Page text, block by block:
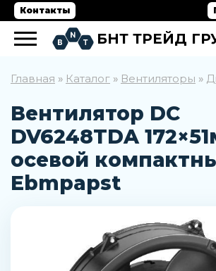
Контакты
БНТ ТРЕЙД
Главная » Каталог » Вентиляторы »
Вентилятор DC
DV6248TDA
осевой
Ebmpapst